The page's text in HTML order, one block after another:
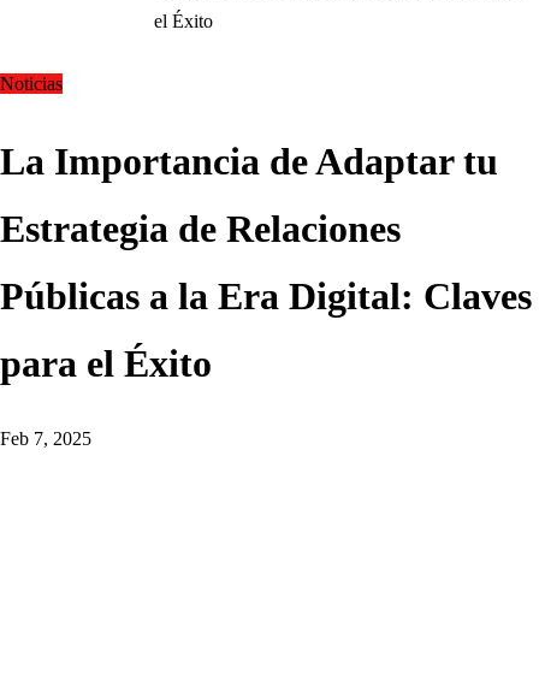
el Éxito
Noticias
La Importancia de Adaptar tu
Estrategia de Relaciones
Públicas a la Era Digital: Claves
para el Éxito
Feb 7, 2025